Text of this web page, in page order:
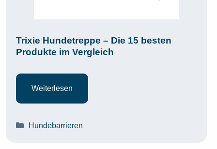
Trixie Hundetreppe – Die 15 besten
Produkte im Vergleich
Weiterlesen
Kategorien
Hundebarrieren